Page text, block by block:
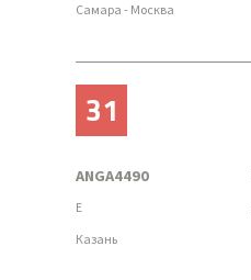
Самара - Москва
31
ANGA4490
E
Казань